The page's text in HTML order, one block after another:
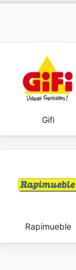
Gifi
Rapimueble